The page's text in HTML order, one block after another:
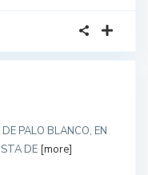
PALO BLANCO, EN
DE [more]